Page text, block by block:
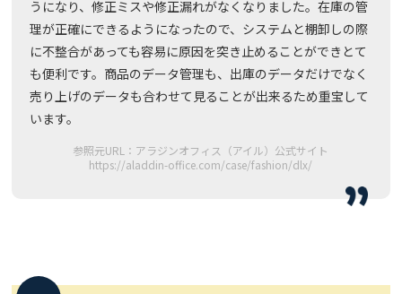
うになり、修正ミスや修正漏れがなくなりました。在庫の管
理が正確にできるようになったので、システムと棚卸しの際
に不整合があっても容易に原因を突き止めることができとて
も便利です。商品のデータ管理も、出庫のデータだけでなく
売り上げのデータも合わせて見ることが出来るため重宝して
います。
参照元URL：アラジンオフィス（アイル）公式サイト
https://aladdin-office.com/case/fashion/dlx/